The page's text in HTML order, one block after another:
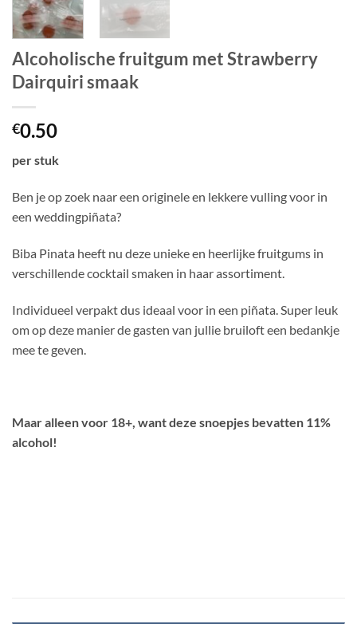
Alcoholische fruitgum met Strawberry
Dairquiri smaak
€0.50
per stuk
Ben je op zoek naar een originele en lekkere vulling voor in
een weddingpiñata?
Biba Pinata heeft nu deze unieke en heerlijke fruitgums in
verschillende cocktail smaken in haar assortiment.
Individueel verpakt dus ideaal voor in een piñata. Super leuk
om op deze manier de gasten van jullie bruiloft een bedankje
mee te geven.
Maar alleen voor 18+, want deze snoepjes bevatten 11%
alcohol!